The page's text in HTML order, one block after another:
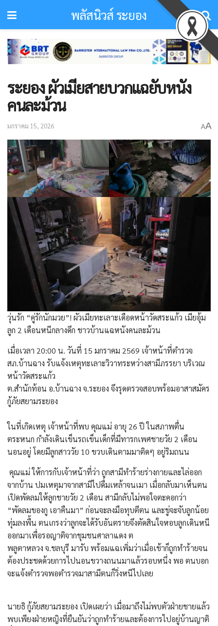
พลัสนิวส์ ระยอง
ระยอง ผัวเมียสายบวกแฉยับหนัง
คนละม้วน
มกราคม 15, 2026 AA
วุ่นรัก “คู่รักนักมวย”! ผัวเมียทะเลาะเดือดหน้าวัดสระแก้ว เมียอุ้ม
ลูก 2 เดือนหนีกลางดึก ชาวบ้านแฉหนังคนละม้วน
​เมื่อเวลา 20:00 น. วันที่ 15 มกราคม 2569 เจ้าหน้าที่ตำรวจ
สภ.บ้านฉาง รับแจ้งเหตุทะเลาะวิวาทระหว่างสามีภรรยา บริเวณ
หน้าวัดสระแก้ว
ต.สำนักท้อน อ.บ้านฉาง จ.ระยอง จึงรุดตรวจสอบพร้อมอาสาสมัคร
กู้ภัยสยามระยอง
​ในที่เกิดเหตุ เจ้าหน้าที่พบ คุณแม่ อายุ 26 ปี ในสภาพตื่น
ตระหนก กำลังเดินเข็นรถเข็นเด็กที่มีทารกเพศชายวัย 2 เดือน
นอนอยู่ โดยมีลูกสาววัย 10 ขวบเดินตามมาติดๆ อยู่ริมถนน
​ คุณแม่ ให้การกับเจ้าหน้าที่ว่า ถูกสามีทำร้ายร่างกายและไล่ออก
จากบ้าน ปมเหตุมาจากสามีไปดื่มเหล้าจนเมา เมื่อกลับมาเห็นตน
เปิดพัดลมให้ลูกชายวัย 2 เดือน สามีกลับไม่พอใจตะคอกว่า
“พัดลมของกู เอาคืนมา” ก่อนจะลงมือทุบตีตน และขู่จะจับลูกน้อย
ทุ่มลงพื้น ตนเกรงว่าลูกจะได้รับอันตรายจึงตัดสินใจหอบลูกเดินหนี
ออกมาเพื่อรอญาติจากชุมชนศาลาแดง ต
พลูตาหลวง จ.ชลบุรี มารับ พร้อมแฉเพิ่มว่าเมื่อเช้าก็ถูกทำร้ายจน
ต้องประชดด้วยการไปนอนขวางถนนมาแล้วรอบหนึ่ง พอ ตนบอก
จะแจ้งตำรวจพอตำรวจมาสามีตนก็วิ่งหนีไปเลย
​นายธิ กู้ภัยสยามระยอง เปิดเผยว่า เมื่อมาถึงไม่พบตัวฝ่ายชายแล้ว
พบเพียงฝ่ายหญิงที่ยืนยันว่าถูกทำร้ายและต้องการไปอยู่บ้านญาติ